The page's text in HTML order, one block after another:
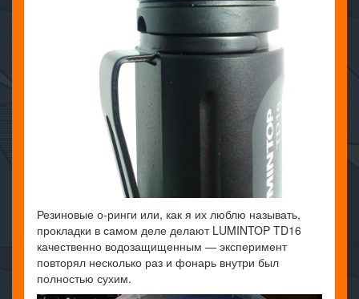
Резиновые о-ринги или, как я их люблю называть,
прокладки в самом деле делают LUMINTOP TD16
качественно водозащищенным — эксперимент
повторял несколько раз и фонарь внутри был
полностью сухим.